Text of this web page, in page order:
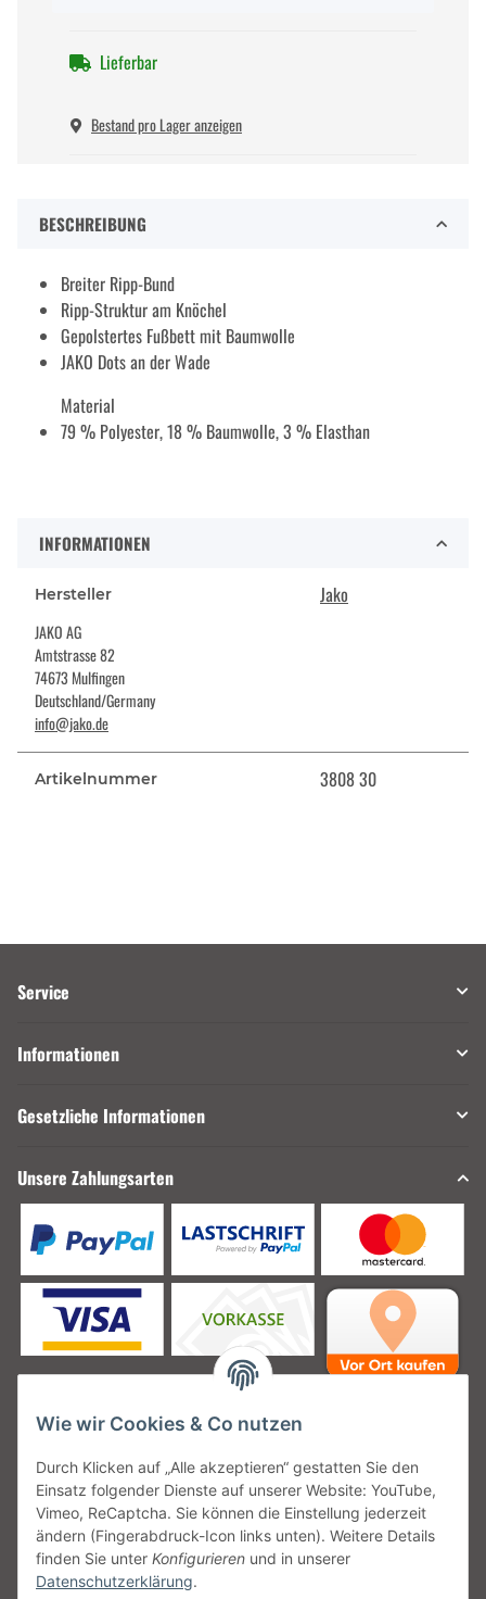
Lieferbar
Bestand pro Lager anzeigen
BESCHREIBUNG
Breiter Ripp-Bund
Ripp-Struktur am Knöchel
Gepolstertes Fußbett mit Baumwolle
JAKO Dots an der Wade
Material
79 % Polyester, 18 % Baumwolle, 3 % Elasthan
INFORMATIONEN
Hersteller Jako
JAKO AG
Amtstrasse 82
74673 Mulfingen
Deutschland/Germany
info@jako.de
Artikelnummer 3808 30
Service
Informationen
Gesetzliche Informationen
Unsere Zahlungsarten
Unsere Versanddienstleister
Unsere Communities
Wie wir Cookies & Co nutzen
Durch Klicken auf „Alle akzeptieren“ gestatten Sie den
Einsatz folgender Dienste auf unserer Website: YouTube,
Vimeo, ReCaptcha. Sie können die Einstellung jederzeit
ändern (Fingerabdruck-Icon links unten). Weitere Details
finden Sie unter Konfigurieren und in unserer
Datenschutzerklärung.